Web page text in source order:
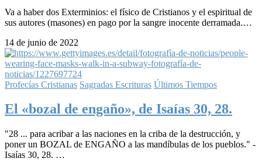
Va a haber dos Exterminios: el físico de Cristianos y el espiritual de
sus autores (masones) en pago por la sangre inocente derramada.…
14 de junio de 2022
Profecías Cristianas Sagradas Escrituras Últimos Tiempos
El «bozal de engaño», de Isaías 30, 28.
"28 ... para acribar a las naciones en la criba de la destrucción, y
poner un BOZAL de ENGAÑO a las mandíbulas de los pueblos." -
Isaías 30, 28. …